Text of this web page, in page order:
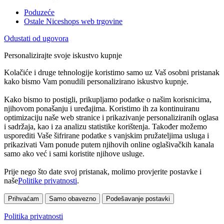
Poduzeće
Ostale Niceshops web trgovine
Odustati od ugovora
Personalizirajte svoje iskustvo kupnje
Kolačiće i druge tehnologije koristimo samo uz Vaš osobni pristanak
kako bismo Vam ponudili personalizirano iskustvo kupnje.
Kako bismo to postigli, prikupljamo podatke o našim korisnicima,
njihovom ponašanju i uređajima. Koristimo ih za kontinuiranu
optimizaciju naše web stranice i prikazivanje personaliziranih oglasa
i sadržaja, kao i za analizu statistike korištenja. Također možemo
usporediti Vaše šifrirane podatke s vanjskim pružateljima usluga i
prikazivati Vam ponude putem njihovih online oglašivačkih kanala
samo ako već i sami koristite njihove usluge.
Prije nego što date svoj pristanak, molimo provjerite postavke i
našePolitike privatnosti.
Prihvaćam Samo obavezno Podešavanje postavki
Politika privatnosti